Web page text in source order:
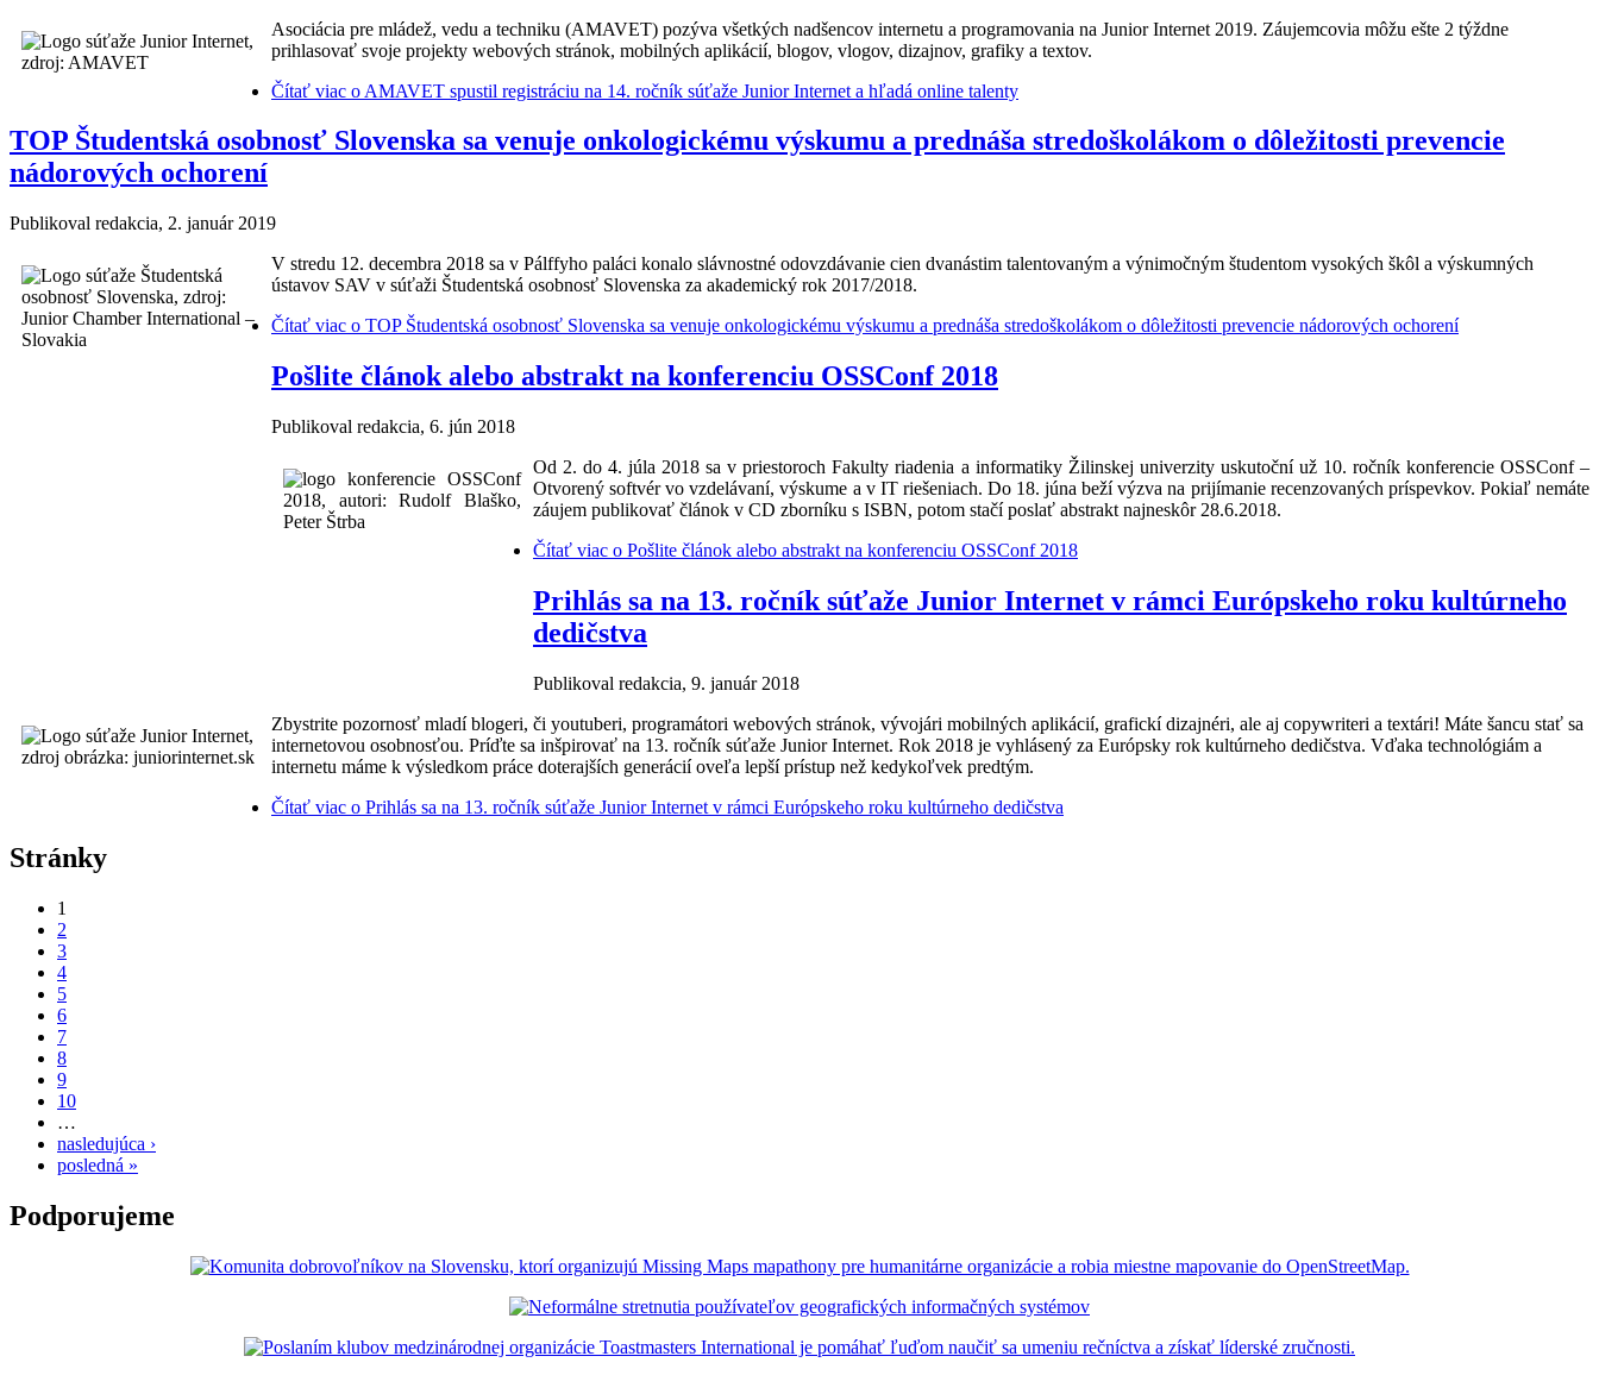
Asociácia pre mládež, vedu a techniku (AMAVET) pozýva všetkých nadšencov internetu a programovania na Junior Internet 2019. Záujemcovia môžu ešte 2 týždne
prihlasovať svoje projekty webových stránok, mobilných aplikácií, blogov, vlogov, dizajnov, grafiky a textov.
Čítať viac o AMAVET spustil registráciu na 14. ročník súťaže Junior Internet a hľadá online talenty
TOP Študentská osobnosť Slovenska sa venuje onkologickému výskumu a prednáša stredoškolákom o dôležitosti prevencie
nádorových ochorení
Publikoval redakcia, 2. január 2019
V stredu 12. decembra 2018 sa v Pálffyho paláci konalo slávnostné odovzdávanie cien dvanástim talentovaným a výnimočným študentom vysokých škôl a výskumných
ústavov SAV v súťaži Študentská osobnosť Slovenska za akademický rok 2017/2018.
Čítať viac o TOP Študentská osobnosť Slovenska sa venuje onkologickému výskumu a prednáša stredoškolákom o dôležitosti prevencie nádorových ochorení
Pošlite článok alebo abstrakt na konferenciu OSSConf 2018
Publikoval redakcia, 6. jún 2018
Od 2. do 4. júla 2018 sa v priestoroch Fakulty riadenia a informatiky Žilinskej univerzity uskutoční už 10. ročník konferencie OSSConf –
Otvorený softvér vo vzdelávaní, výskume a v IT riešeniach. Do 18. júna beží výzva na prijímanie recenzovaných príspevkov. Pokiaľ nemáte
záujem publikovať článok v CD zborníku s ISBN, potom stačí poslať abstrakt najneskôr 28.6.2018.
Čítať viac o Pošlite článok alebo abstrakt na konferenciu OSSConf 2018
Prihlás sa na 13. ročník súťaže Junior Internet v rámci Európskeho roku kultúrneho
dedičstva
Publikoval redakcia, 9. január 2018
Zbystrite pozornosť mladí blogeri, či youtuberi, programátori webových stránok, vývojári mobilných aplikácií, grafickí dizajnéri, ale aj copywriteri a textári! Máte šancu stať sa
internetovou osobnosťou. Príďte sa inšpirovať na 13. ročník súťaže Junior Internet. Rok 2018 je vyhlásený za Európsky rok kultúrneho dedičstva. Vďaka technológiám a
internetu máme k výsledkom práce doterajších generácií oveľa lepší prístup než kedykoľvek predtým.
Čítať viac o Prihlás sa na 13. ročník súťaže Junior Internet v rámci Európskeho roku kultúrneho dedičstva
Stránky
1
2
3
4
5
6
7
8
9
10
…
nasledujúca ›
posledná »
Podporujeme